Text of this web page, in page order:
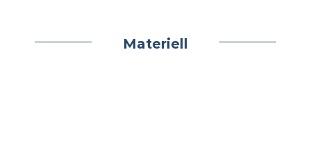
Materiell